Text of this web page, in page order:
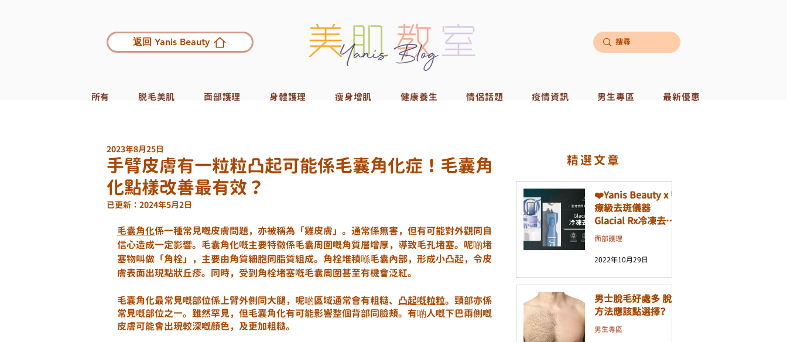
返回 Yanis Beauty
所有 脱毛美肌 面部護理 身體護理 瘦身增肌 健康養生 情侶話題 疫情資訊 男生專區 最新優惠
手臂皮膚有一粒粒凸起可能係毛囊角化症！毛囊角
化點樣改善最有效？
2023年8月25日
已更新： 2024年5月2日
毛囊角化係一種常見嘅皮膚問題，亦被稱為「雞皮膚」。通常係無害，但有可能對外觀同自
信心造成一定影響。毛囊角化嘅主要特徵係毛囊周圍嘅角質層增厚，導致毛孔堵塞。呢啲堵
塞物叫做「角栓」，主要由角質細胞同脂質組成。角栓堆積喺毛囊內部，形成小凸起，令皮
膚表面出現點狀丘疹。同時，受到角栓堵塞嘅毛囊周圍甚至有機會泛紅。
毛囊角化最常見嘅部位係上臂外側同大腿，呢啲區域通常會有粗糙、 凸起嘅粒粒。頸部亦係
常見嘅部位之一。雖然罕見，但毛囊角化有可能影響整個背部同臉頰。有啲人嘅下巴兩側嘅
皮膚可能會出現較深嘅顏色，及更加粗糙。
​精選文章
❤️Yanis Beauty x 醫
療級去斑儀器
Glacial Rx冷凍去斑
機❤️
面部護理
2022年10月29日
男士脫毛好處多 脫毛
方法應該點選擇？
男生專區